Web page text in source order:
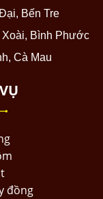
Bến Tre
Bình Phước
Cà Mau
đồng